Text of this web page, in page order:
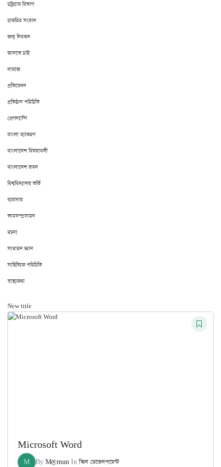
চট্রগ্রাম বিভাগ
চাকরির সংবাদ
জন্ম নিবন্ধন
জানতে চাই
নামাজ
প্রতিবেদন
প্রতিষ্ঠান পরিচিতি
প্রেগন্যান্সি
বাংলা ব্যাকরণ
বাংলাদেশ বিষয়াবলী
বাংলাদেশ ভ্রমন
বিশ্ববিদ্যালয় ভর্তি
ব্যবসায়
ভাবসম্প্রসারন
রচনা
সাধারন জ্ঞান
সাহিত্যিক পরিচিতি
স্বাস্থ্যকথা
New title
Microsoft Word
M By M@mun Inস্কিল ডেভেলপমেন্ট